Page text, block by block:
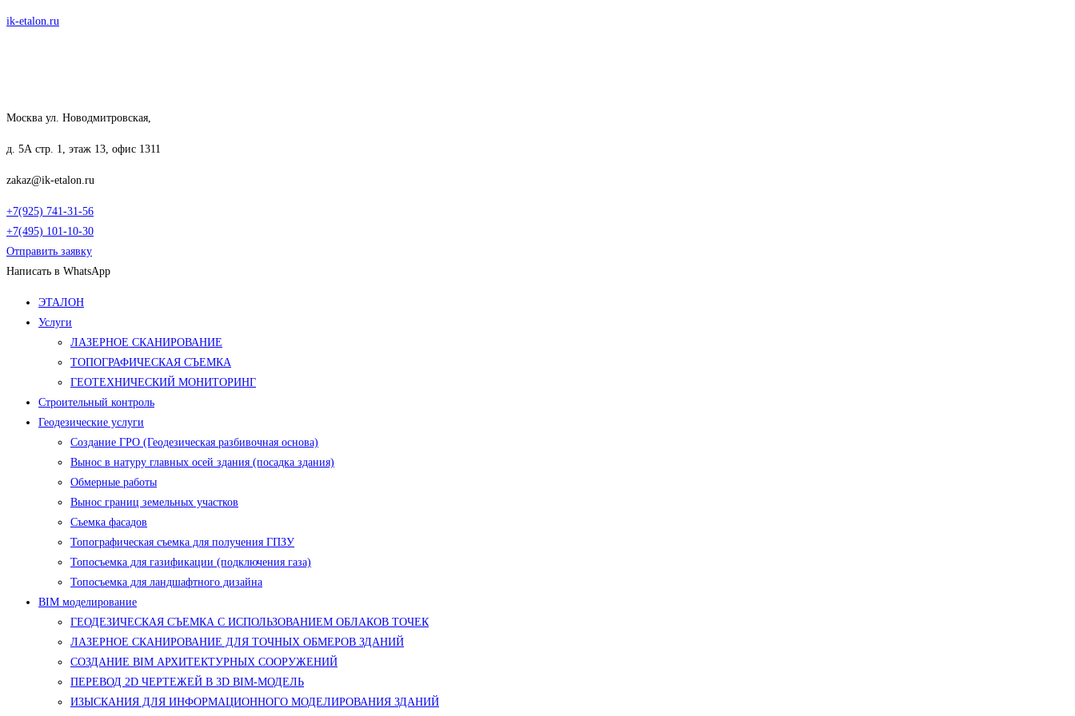
Перейти
ik-etalon.ru
Москва ул. Новодмитровская,
д. 5А стр. 1, этаж 13, офис 1311
zakaz@ik-etalon.ru
+7(925) 741-31-56
+7(495) 101-10-30
Отправить заявку
Написать в WhatsApp
Меню
ЭТАЛОН
Услуги
ЛАЗЕРНОЕ СКАНИРОВАНИЕ
ТОПОГРАФИЧЕСКАЯ СЪЕМКА
ГЕОТЕХНИЧЕСКИЙ МОНИТОРИНГ
Строительный контроль
Геодезические услуги
Создание ГРО (Геодезическая разбивочная основа)
Вынос в натуру главных осей здания (посадка здания)
Обмерные работы
Вынос границ земельных участков
Съемка фасадов
Топографическая съемка для получения ГПЗУ
Топосъемка для газификации (подключения газа)
Топосъемка для ландшафтного дизайна
BIM моделирование
ГЕОДЕЗИЧЕСКАЯ СЪЕМКА С ИСПОЛЬЗОВАНИЕМ ОБЛАКОВ ТОЧЕК
ЛАЗЕРНОЕ СКАНИРОВАНИЕ ДЛЯ ТОЧНЫХ ОБМЕРОВ ЗДАНИЙ
СОЗДАНИЕ BIM АРХИТЕКТУРНЫХ СООРУЖЕНИЙ
ПЕРЕВОД 2D ЧЕРТЕЖЕЙ В 3D BIM-МОДЕЛЬ
ИЗЫСКАНИЯ ДЛЯ ИНФОРМАЦИОННОГО МОДЕЛИРОВАНИЯ ЗДАНИЙ